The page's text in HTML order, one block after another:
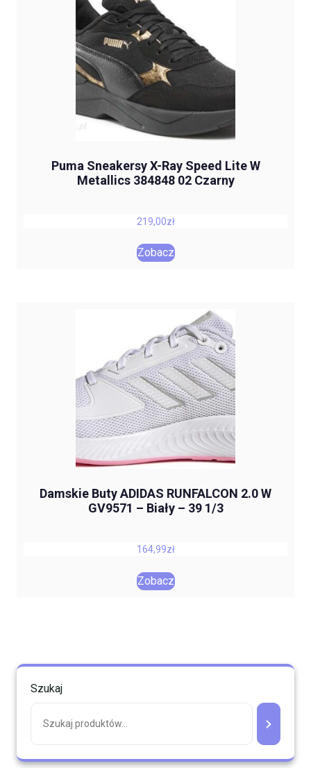
Puma Sneakersy X-Ray Speed Lite W
Metallics 384848 02 Czarny
219,00zł
Zobacz
Damskie Buty ADIDAS RUNFALCON 2.0 W
GV9571 – Biały – 39 1/3
164,99zł
Zobacz
Szukaj